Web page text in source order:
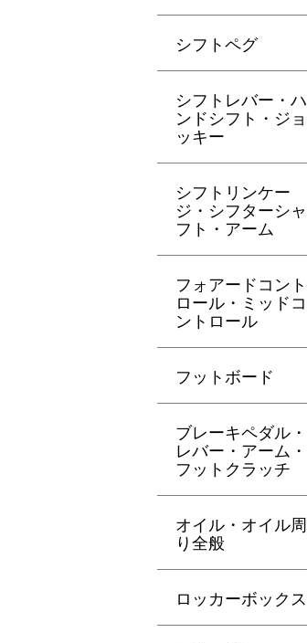
シフトペグ
シフトレバー・ハ
ンドシフト・ジョ
ッキー
シフトリンケー
ジ・シフターシャ
フト・アーム
フォアードコント
ロール・ミッドコ
ントロール
フットボード
ブレーキペダル・
レバー・アーム・
フットクラッチ
オイル・オイル周
り全般
ロッカーボックス